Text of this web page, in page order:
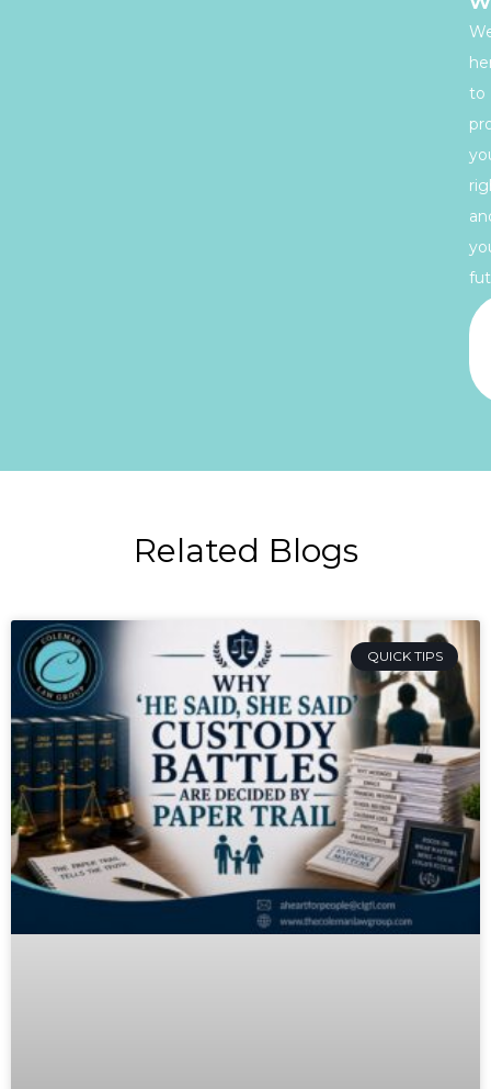
to
Related Blogs
QUICK TIPS